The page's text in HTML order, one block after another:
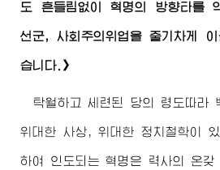
도 흔들림없이 혁명의 방향타를
선군, 사회주의위업을 줄기차게
습니다.》
탁월하고 세련된 당의 령도따라
위대한 사상, 위대한 정치철학이
하여 인도되는 혁명은 력사의 온